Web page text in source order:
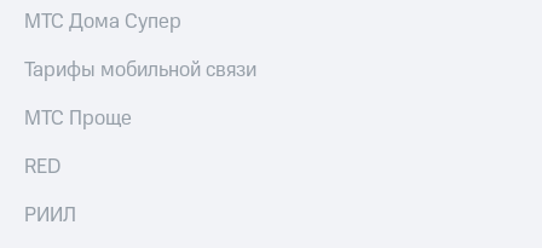
Программа
Порядок
МТС Дома Супер
Тарифы мобильной связи
МТС Проще
RED
РИИЛ